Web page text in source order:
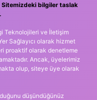
bilgiler taslak
Teknolojileri ve İletişim
Sağlayıcı olarak hizmet
proaktif olarak denetleme
Ancak, üyelerimiz
olup, siteye üye olarak
düşündüğünüz